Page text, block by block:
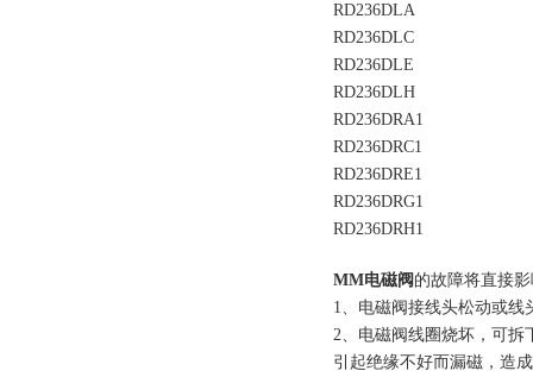
RD236DLA
RD236DLC
RD236DLE
RD236DLH
RD236DRA1
RD236DRC1
RD236DRE1
RD236DRG1
RD236DRH1
MM电磁阀 的故障将直接
1、电磁阀接线头松动或
2、电磁阀线圈烧坏，可拆
引起绝缘不好而漏磁，造